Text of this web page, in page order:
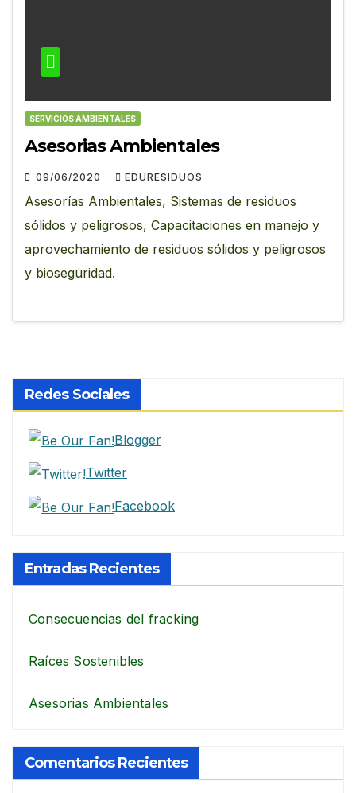
SERVICIOS AMBIENTALES
Asesorias Ambientales
09/06/2020 EDURESIDUOS
Asesorías Ambientales, Sistemas de residuos
sólidos y peligrosos, Capacitaciones en manejo y
aprovechamiento de residuos sólidos y peligrosos
y bioseguridad.
Redes Sociales
Blogger
Twitter
Facebook
Entradas Recientes
Consecuencias del fracking
Raíces Sostenibles
Asesorias Ambientales
Comentarios Recientes